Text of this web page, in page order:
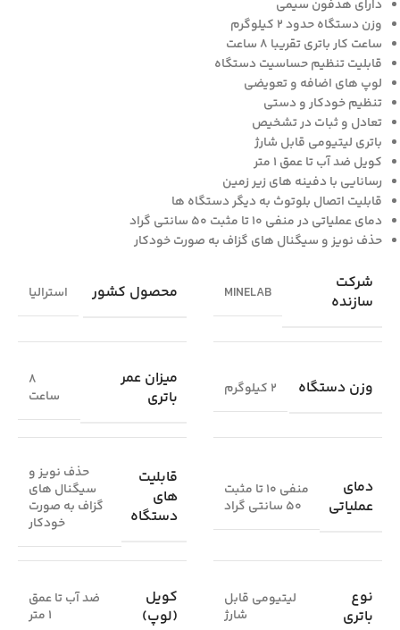
دارای هدفون سیمی
وزن دستگاه حدود ۲ کیلوگرم
ساعت کار باتری تقریبا ۸ ساعت
قابلیت تنظیم حساسیت دستگاه
لوپ های اضافه و تعویضی
تنظیم خودکار و دستی
تعادل و ثبات در تشخیص
باتری لیتیومی قابل شارژ
کویل ضد آب تا عمق ۱ متر
رسانایی با دفینه های زیر زمین
قابلیت اتصال بلوتوث به دیگر دستگاه ها
دمای عملیاتی در منفی ۱۰ تا مثبت ۵۰ سانتی گراد
حذف نویز و سیگنال های گزاف به صورت خودکار
شرکت
سازنده
MINELAB محصول کشور استرالیا
وزن دستگاه ۲ کیلوگرم
میزان عمر
باتری
۸
ساعت
دمای
عملیاتی
منفی ۱۰ تا مثبت
۵۰ سانتی گراد
قابلیت
های
دستگاه
حذف نویز و
سیگنال های
گزاف به صورت
خودکار
نوع
باتری
لیتیومی قابل
شارژ
کویل
(لوپ)
ضد آب تا عمق
۱ متر